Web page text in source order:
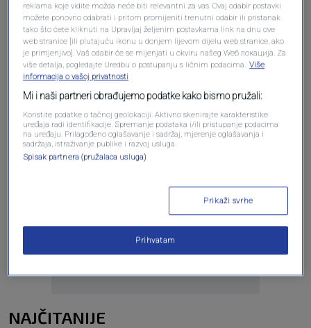
Oglas
NAJČITANIJE
reklama koje vidite možda neće biti relevantni za vas. Ovaj odabir postavki
možete ponovno odabrati i pritom promijeniti trenutni odabir ili pristanak
tako što ćete kliknuti na Upravljaj željenim postavkama link na dnu ove
web stranice [ili plutajuću ikonu u donjem lijevom dijelu web stranice, ako
je primjenjivo]. Vaš odabir će se mijenjati u okviru našeg Wеб локација. Za
više detalja, pogledajte Uredbu o postupanju s ličnim podacima. Više
informacija o vašoj privatnosti
Mi i naši partneri obrađujemo podatke kako bismo pružali:
Koristite podatke o tačnoj geolokaciji. Aktivno skenirajte karakteristike
uređaja radi identifikacije. Spremanje podataka i/ili pristupanje podacima
na uređaju. Prilagođeno oglašavanje i sadržaj, mjerenje oglašavanja i
sadržaja, istraživanje publike i razvoj usluga.
Spisak partnera (pružalaca usluga)
Prikaži svrhe
Prihvatam